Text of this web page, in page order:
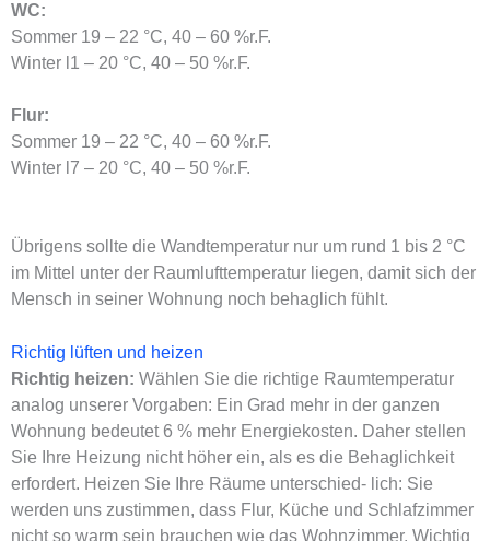
WC:
Sommer 19 – 22 °C, 40 – 60 %r.F.
Winter l1 – 20 °C, 40 – 50 %r.F.
Flur:
Sommer 19 – 22 °C, 40 – 60 %r.F.
Winter l7 – 20 °C, 40 – 50 %r.F.
Übrigens sollte die Wandtemperatur nur um rund 1 bis 2 °C
im Mittel unter der Raumlufttemperatur liegen, damit sich der
Mensch in seiner Wohnung noch behaglich fühlt.
Richtig lüften und heizen
Richtig heizen: Wählen Sie die richtige Raumtemperatur
analog unserer Vorgaben: Ein Grad mehr in der ganzen
Wohnung bedeutet 6 % mehr Energiekosten. Daher stellen
Sie Ihre Heizung nicht höher ein, als es die Behaglichkeit
erfordert. Heizen Sie Ihre Räume unterschied- lich: Sie
werden uns zustimmen, dass Flur, Küche und Schlafzimmer
nicht so warm sein brauchen wie das Wohnzimmer. Wichtig